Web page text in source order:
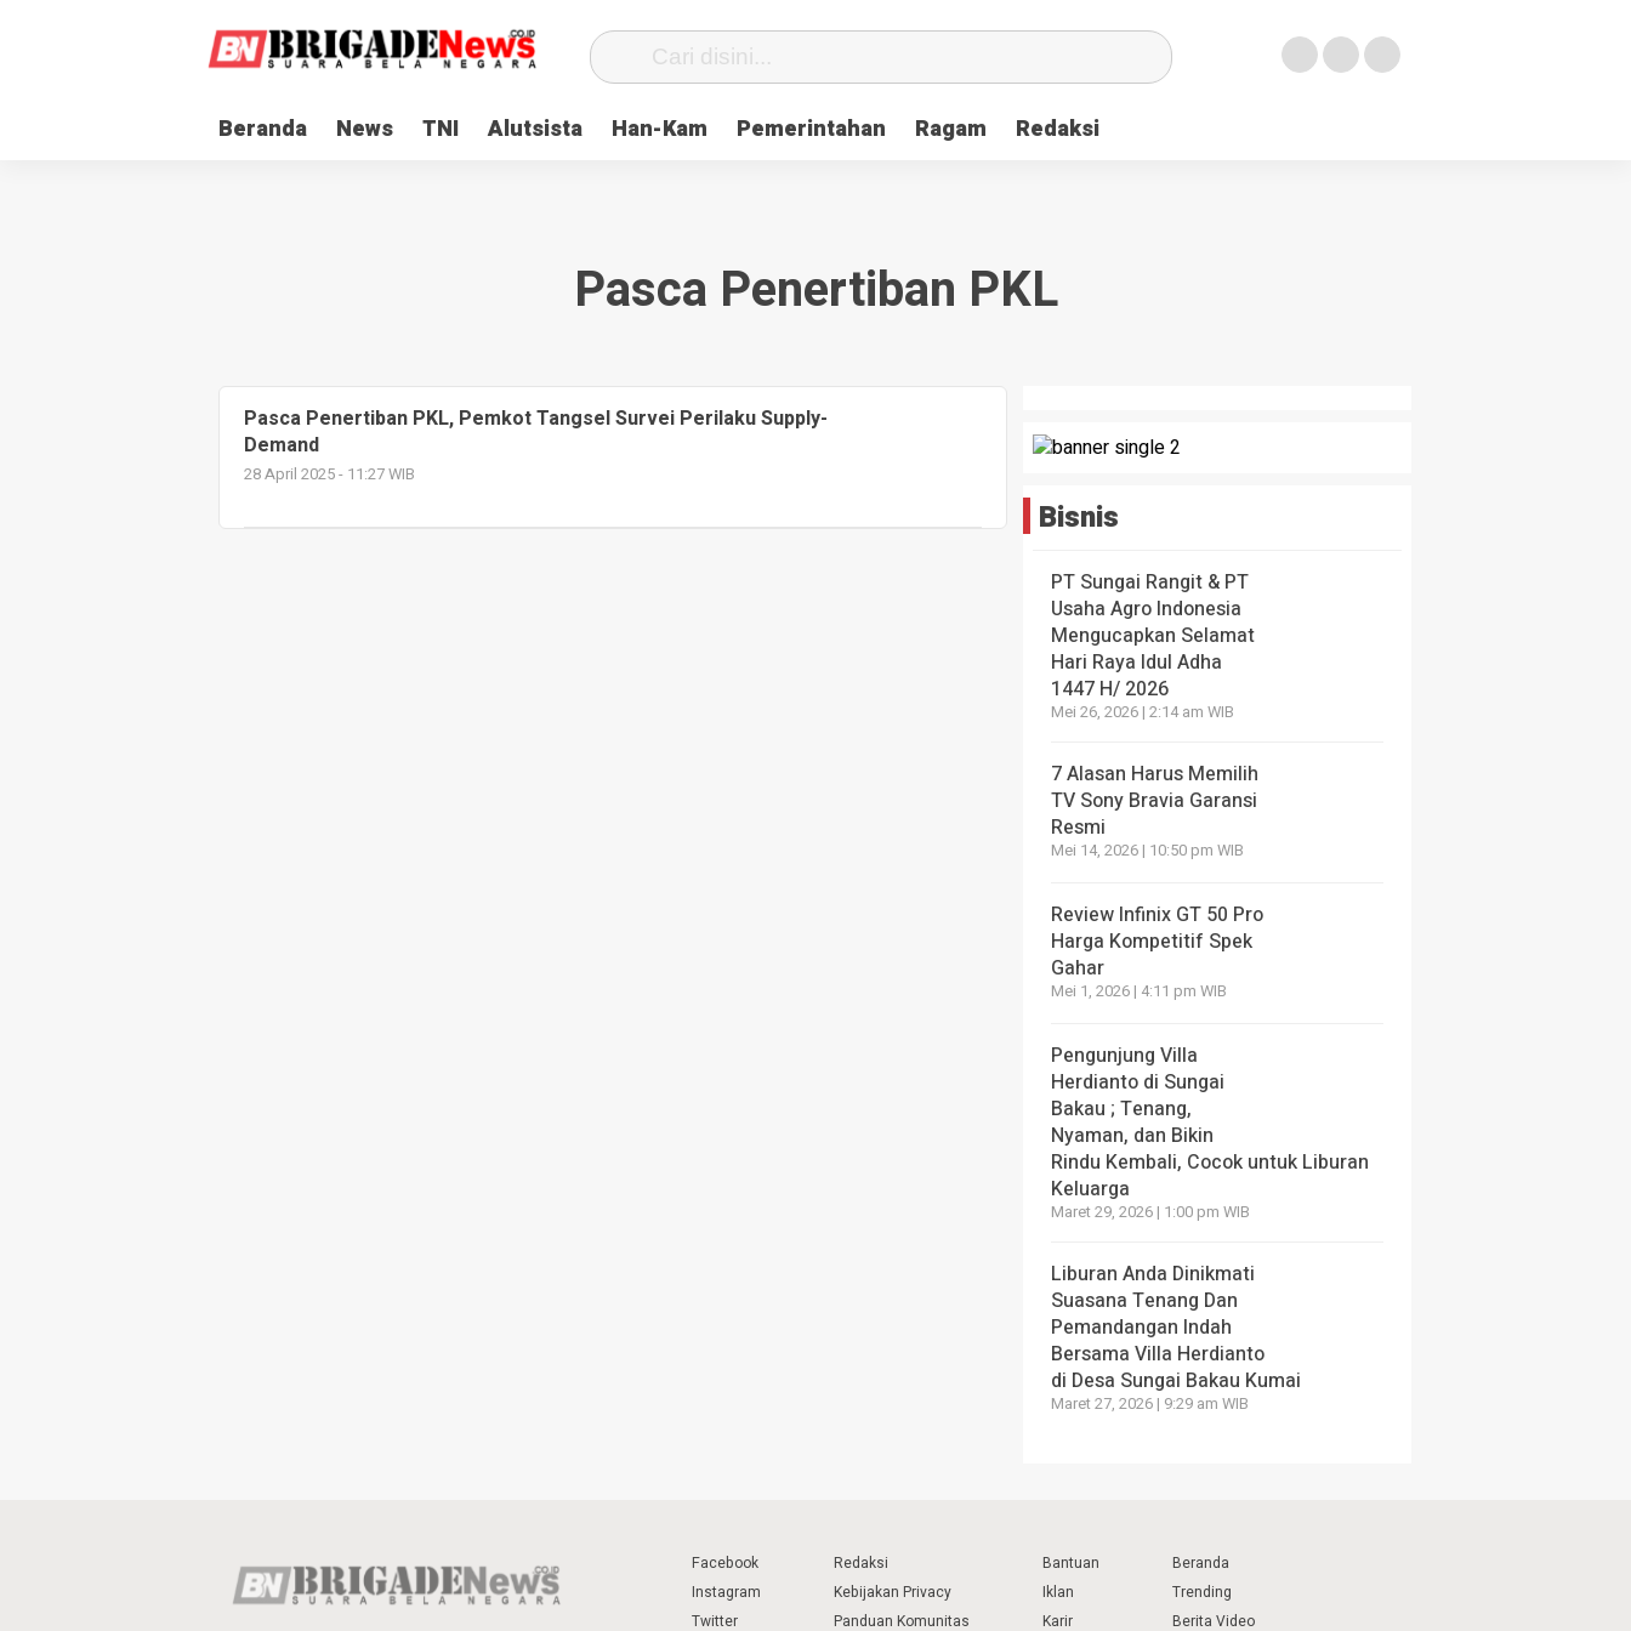
Beranda News TNI Alutsista Han-Kam Pemerintahan Ragam Redaksi
Pasca Penertiban PKL
Pasca Penertiban PKL, Pemkot Tangsel Survei Perilaku Supply-
Demand
28 April 2025 - 11:27 WIB
Bisnis
PT Sungai Rangit & PT
Usaha Agro Indonesia
Mengucapkan Selamat
Hari Raya Idul Adha
1447 H/ 2026
Mei 26, 2026 | 2:14 am WIB
7 Alasan Harus Memilih
TV Sony Bravia Garansi
Resmi
Mei 14, 2026 | 10:50 pm WIB
Review Infinix GT 50 Pro
Harga Kompetitif Spek
Gahar
Mei 1, 2026 | 4:11 pm WIB
Pengunjung Villa
Herdianto di Sungai
Bakau ; Tenang,
Nyaman, dan Bikin
Rindu Kembali, Cocok untuk Liburan
Keluarga
Maret 29, 2026 | 1:00 pm WIB
Liburan Anda Dinikmati
Suasana Tenang Dan
Pemandangan Indah
Bersama Villa Herdianto
di Desa Sungai Bakau Kumai
Maret 27, 2026 | 9:29 am WIB
Facebook
Instagram
Twitter
Redaksi
Kebijakan Privacy
Panduan Komunitas
Bantuan
Iklan
Karir
Beranda
Trending
Berita Video